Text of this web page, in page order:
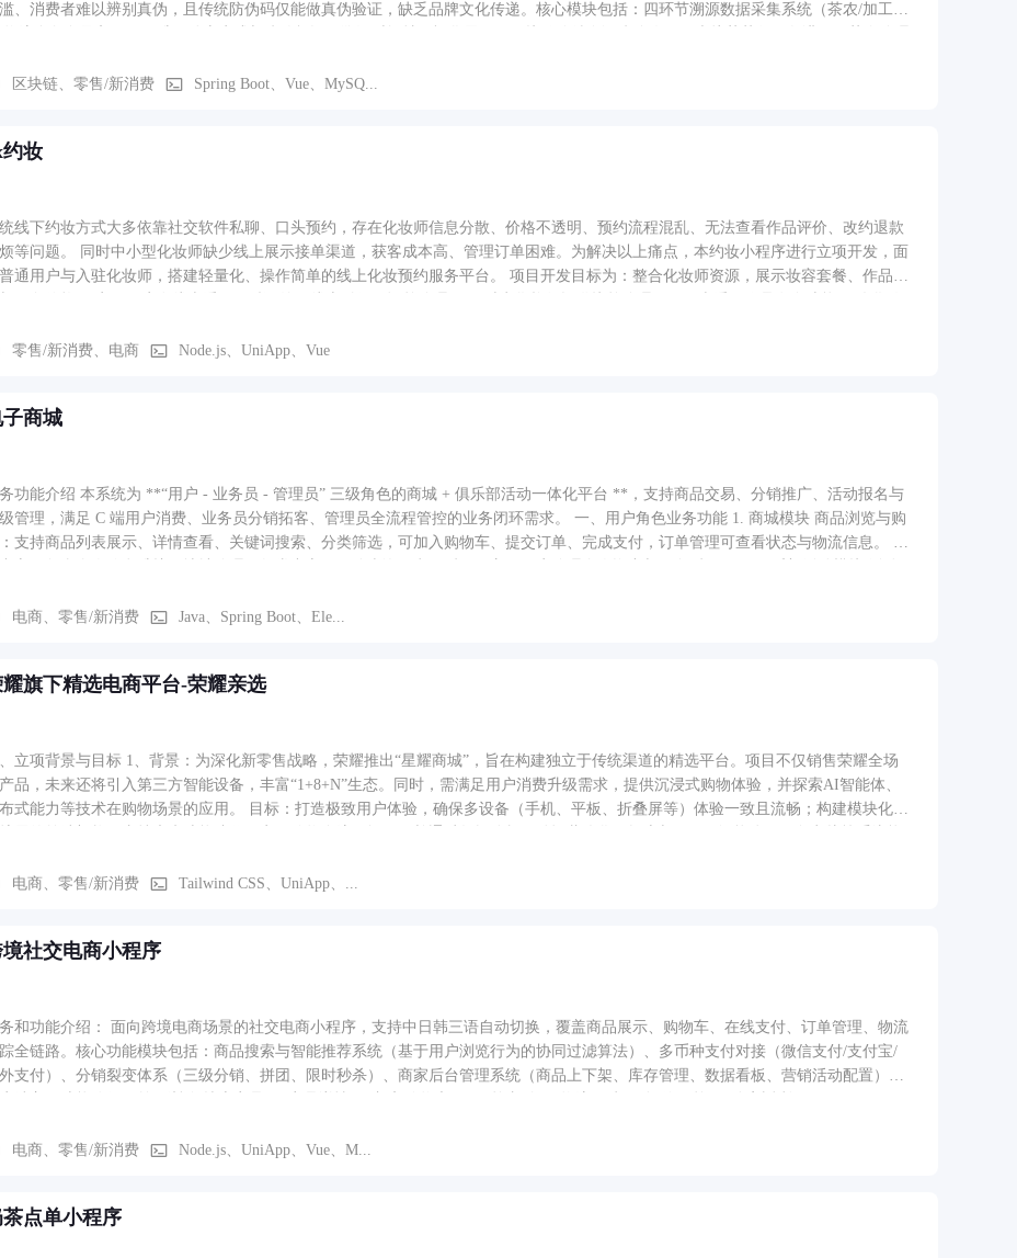
、消费者难以辨别真伪，且传统防伪码仅能做真伪验证，缺乏品牌文化传递。核心模块包括：四环节溯源数据采集系统（茶农/加工
区块链、零售/新消费
Spring Boot、Vue、MySQ...
妆
线下约妆方式大多依靠社交软件私聊、口头预约，存在化妆师信息分散、价格不透明、预约流程混乱、无法查看作品评价、改约退款
等问题。 同时中小型化妆师缺少线上展示接单渠道，获客成本高、管理订单困难。为解决以上痛点，本约妆小程序进行立项开发，面
通用户与入驻化妆师，搭建轻量化、操作简单的线上化妆预约服务平台。 项目开发目标为：整合化妆师资源，展示妆容套餐、作品案
零售/新消费、电商
Node.js、UniApp、Vue
子商城
功能介绍 本系统为 **“用户 - 业务员 - 管理员” 三级角色的商城 + 俱乐部活动一体化平台 **，支持商品交易、分销推广、活动报名与
管理，满足 C 端用户消费、业务员分销拓客、管理员全流程管控的业务闭环需求。 一、用户角色业务功能 1. 商城模块 商品浏览与购
支持商品列表展示、详情查看、关键词搜索、分类筛选，可加入购物车、提交订单、完成支付，订单管理可查看状态与物流信息。 个
，截止前可取消报名，取消后名额自动释放，已支付费用支持原路退款。 二、业务员角色业务功能 1. 商城与分销模块 商品与订单管
实现推广收益全流程管控。 2. 俱乐部活动模块 与用户端一致的活动报名、参与、取消报名及退款流程，同时可参与活动推广获取对
。 2. 订单与售后管理 处理订单列表、商品发货（支持录入物流单号）、售后管理、交易投诉，查看收款记录与退款流水，保障交易
合规。 3. 商品与促销管理 维护商品列表、审核商品信息、配置商品关联规则，管理平台促销活动。 4. 俱乐部活动管理 配置活动列
设置活动规则、查看报名数据，管控活动全生命周期。 5. 系统与财务设置 配置行政地区、物流公司、微信信息、支付参数、验证码
电商、零售/新消费 Java、Spring Boot、Ele...
旗下精选电商平台-荣耀亲选
立项背景与目标 1、背景：为深化新零售战略，荣耀推出“星耀商城”，旨在构建独立于传统渠道的精选平台。项目不仅销售荣耀全场
品，未来还将引入第三方智能设备，丰富“1+8+N”生态。同时，需满足用户消费升级需求，提供沉浸式购物体验，并探索AI智能体、
式能力等技术在购物场景的应用。 目标：打造极致用户体验，确保多设备（手机、平板、折叠屏等）体验一致且流畅；构建模块化、
块如下： 首页模块：作为流量入口，包含动态Banner轮播（展示营销活动）、金刚区导航（快速直达分类）、瀑布流商品推荐（个性
加购、立即购买）。 购物车模块：管理意向商品，支持单选/全选、数量调整、实时价格计算、失效商品处理，并通过Pinia实现数据
三、业务流程与功能路径 核心购物流程：用户通过首页或搜索进入商品列表→选择商品进入详情页→加入购物车→在购物车结算→
订单并支付→在个人中心追踪订单或申请售后。 特色功能路径：折叠屏设备支持分屏比价，可一键分屏对比本平台与第三方同款商
服务卡片支持将“每日特价”“订单状态”等功能添加至桌面，点击直达应用内对应页面；跨设备流转通过鸿蒙分布式能力，实现手机加
电商、零售/新消费 Tailwind CSS、UniApp、...
境社交电商小程序
和功能介绍： 面向跨境电商场景的社交电商小程序，支持中日韩三语自动切换，覆盖商品展示、购物车、在线支付、订单管理、物流
全链路。核心功能模块包括：商品搜索与智能推荐系统（基于用户浏览行为的协同过滤算法）、多币种支付对接（微信支付/支付宝/
支付）、分销裂变体系（三级分销、拼团、限时秒杀）、商家后台管理系统（商品上下架、库存管理、数据看板、营销活动配置）。
电商、零售/新消费 Node.js、UniApp、Vue、M...
点单小程序